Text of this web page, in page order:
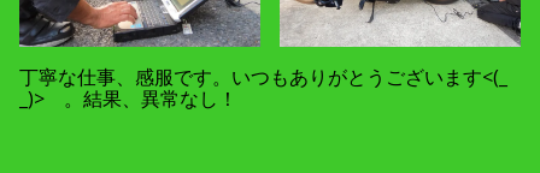
丁寧な仕事、感服です。いつもありがとうございます<(_
_)> 。結果、異常なし！